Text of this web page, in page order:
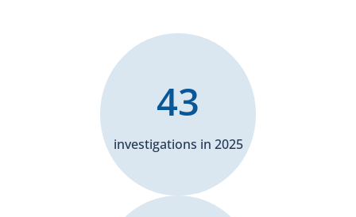
investigations in 2025
43